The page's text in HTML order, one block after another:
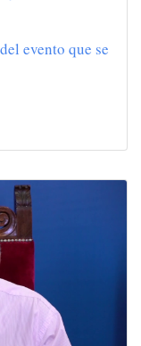
evento que se